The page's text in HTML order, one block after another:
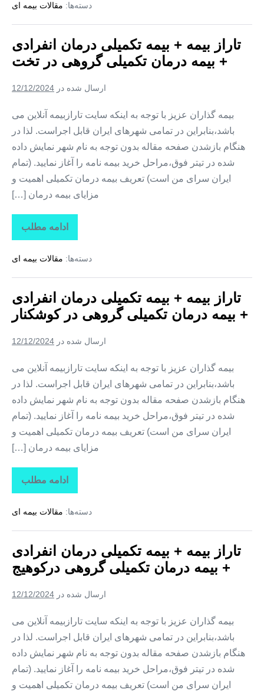
بیمه
درمان
+
بیمه
درمان
تکمیلی
در
دسته‌ها: مقالات بیمه ای
تاراز بیمه + بیمه تکمیلی درمان انفرادی
+ بیمه درمان تکمیلی گروهی در تخت
ارسال شده در 12/12/2024
بیمه گذاران عزیز با توجه به اینکه سایت تارازبیمه آنلاین می
باشد،بنابراین در تمامی شهرهای ایران قابل اجراست. لذا در
هنگام بازشدن صفحه مقاله بدون توجه به نام شهر نمایش داده
شده در تیتر فوق،مراحل خرید بیمه نامه را آغاز نمایید. (تمام
ایران سرای من است) تعریف بیمه درمان تکمیلی اهمیت و
مزایای بیمه درمان […]
ادامه مطلب
تاراز
بیمه
بیمه
درمان
+
بیمه
درمان
تکمیلی
در
دسته‌ها: مقالات بیمه ای
تاراز بیمه + بیمه تکمیلی درمان انفرادی
+ بیمه درمان تکمیلی گروهی در کوشکنار
ارسال شده در 12/12/2024
بیمه گذاران عزیز با توجه به اینکه سایت تارازبیمه آنلاین می
باشد،بنابراین در تمامی شهرهای ایران قابل اجراست. لذا در
هنگام بازشدن صفحه مقاله بدون توجه به نام شهر نمایش داده
شده در تیتر فوق،مراحل خرید بیمه نامه را آغاز نمایید. (تمام
ایران سرای من است) تعریف بیمه درمان تکمیلی اهمیت و
مزایای بیمه درمان […]
ادامه مطلب
تاراز
بیمه
بیمه
درمان
+
بیمه
درمان
تکمیلی
در
دسته‌ها: مقالات بیمه ای
تاراز بیمه + بیمه تکمیلی درمان انفرادی
+ بیمه درمان تکمیلی گروهی درکوهیج
ارسال شده در 12/12/2024
بیمه گذاران عزیز با توجه به اینکه سایت تارازبیمه آنلاین می
باشد،بنابراین در تمامی شهرهای ایران قابل اجراست. لذا در
هنگام بازشدن صفحه مقاله بدون توجه به نام شهر نمایش داده
شده در تیتر فوق،مراحل خرید بیمه نامه را آغاز نمایید. (تمام
ایران سرای من است) تعریف بیمه درمان تکمیلی اهمیت و